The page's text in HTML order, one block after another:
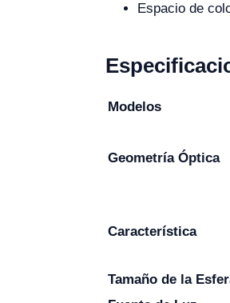
Espacio de
Modelos
Geometría Óptica
Característica
Tamaño de la